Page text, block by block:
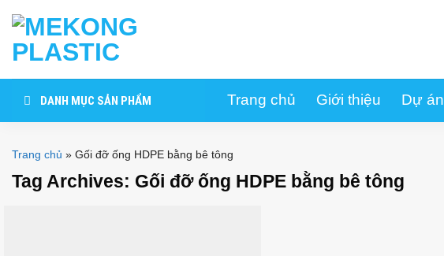
content
DANH MỤC SẢN PHẨM Trang chủ Giới thiệu Dự án
Trang chủ » Gối đỡ ống HDPE bằng bê tông
Tag Archives: Gối đỡ ống HDPE bằng bê tông